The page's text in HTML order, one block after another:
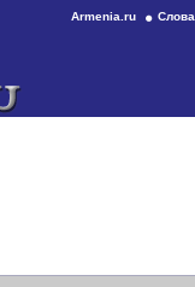
Armenia.ru